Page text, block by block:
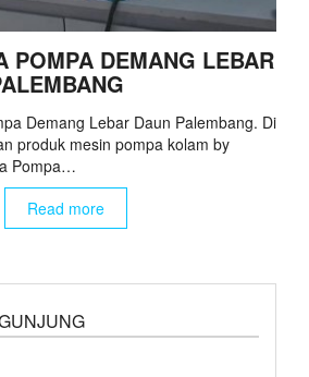
POMPA DEMANG LEBAR
Demang Lebar Daun Palembang. Di
produk mesin pompa kolam by
Pompa…
Read more